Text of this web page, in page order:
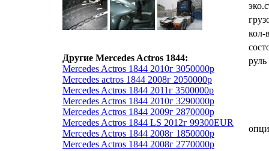
Другие Mercedes Actros 1844:
Mercedes Actros 1844 2010г 3050000р
Mercedes actros 1844 2008г 2050000р
Mercedes Actros 1844 2011г 3500000р
Mercedes Actros 1844 2010г 3290000р
Mercedes Actros 1844 2009г 2870000р
Mercedes Actros 1844 LS 2012г 99300EUR
Mercedes Actros 1844 2008г 1850000р
Mercedes Actros 1844 2008г 2770000р
кол-
руль